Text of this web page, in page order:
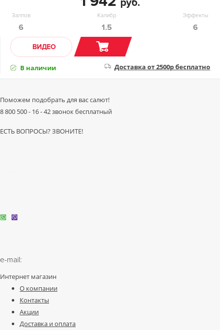
руб.
Залпов
6
Калибр
1.5
Эффекты
6
ВИДЕО
В наличии Доставка от 2500р бесплатно
Поможем подобрать для вас салют!
8 800 500 - 16 - 42звонок бесплатный
ЕСТЬ ВОПРОСЫ? ЗВОНИТЕ!
e-mail:
Интернет магазин
О компании
Контакты
Акции
Доставка и оплата